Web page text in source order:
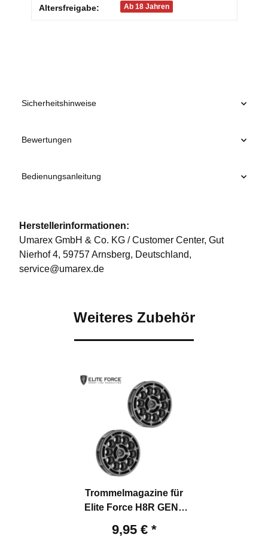
Altersfreigabe: Ab 18 Jahren
Sicherheitshinweise
Bewertungen
Bedienungsanleitung
Herstellerinformationen:
Umarex GmbH & Co. KG / Customer Center, Gut
Nierhof 4, 59757 Arnsberg, Deutschland,
service@umarex.de
Weiteres Zubehör
Trommelmagazine für
Elite Force H8R GEN2
9,95 € *